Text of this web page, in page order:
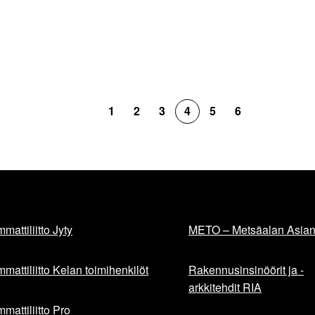
1 2 3 4 5 6
Jyty
Kelan toimihenkilöt
Pro
METO – Metsäalan
Rakennusinsinöörit ja -
arkkitehdit RIA